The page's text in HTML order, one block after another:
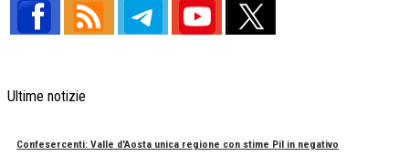
Ultime notizie
Confesercenti: Valle d'Aosta unica regione con stime Pil in negativo